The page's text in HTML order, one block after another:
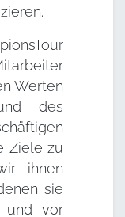
Werten
des
Ziele zu
ihnen
sie
und vor